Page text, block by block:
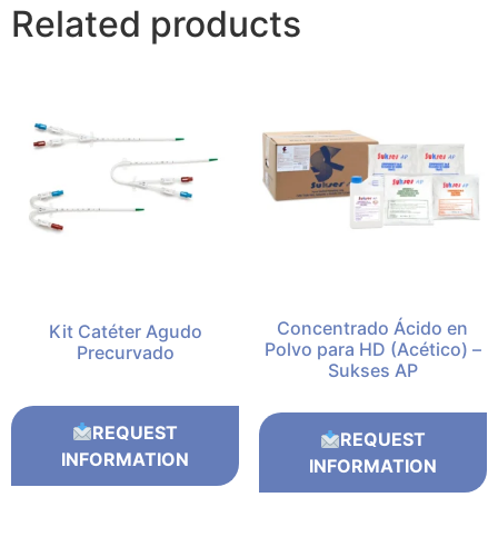
Related products
Kit Catéter Agudo
Precurvado
REQUEST
INFORMATION
Concentrado Ácido en
Polvo para HD (Acético) –
Sukses AP
REQUEST
INFORMATION